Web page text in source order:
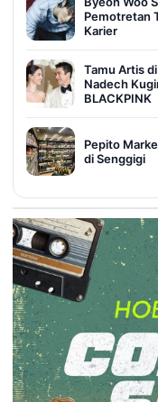
Pemotretan
Karier
Tamu Artis
Nadech
BLACKPINK
Pepito
di Senggigi